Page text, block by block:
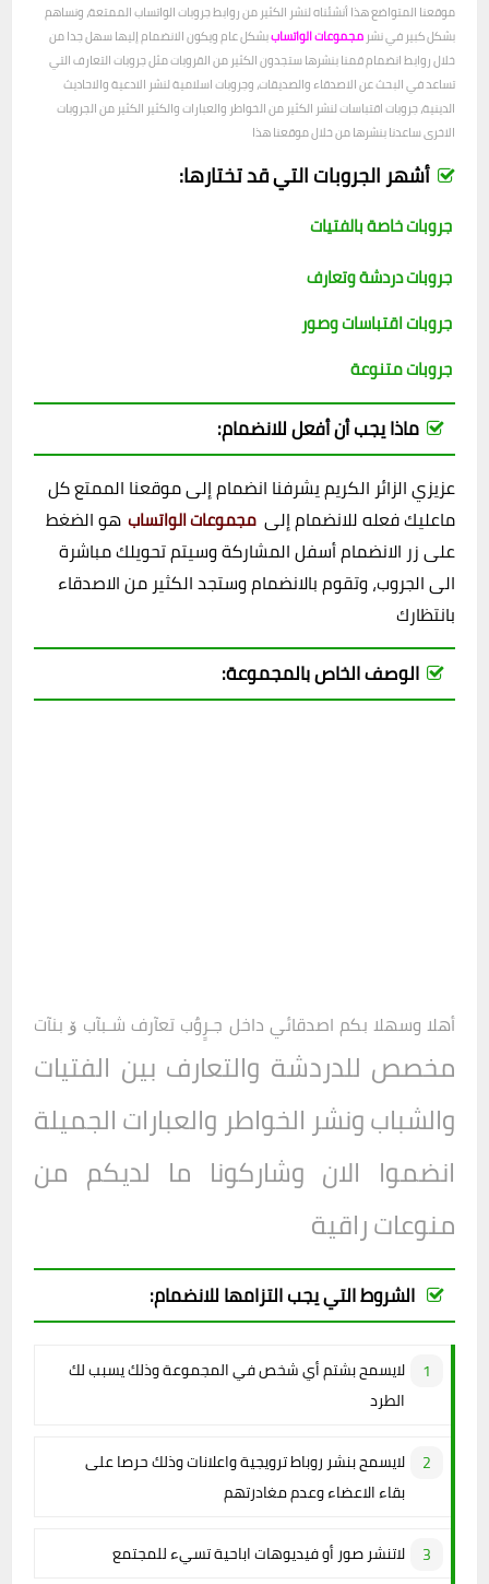
موقعنا المتواضع هذا أنشئناه لنشر الكثير من روابط جروبات الواتساب الممتعة، ونساهم
بشكل كبير في نشر مجموعات الواتساببشكل عام ويكون الانضمام إليها سهل جدا من
خلال روابط انضمام قمنا بنشرها ستجدون الكثير من القروبات مثل جروبات التعارف التي
تساعد في البحث عن الاصدقاء والصديقات، وجروبات اسلامية لنشر الادعية والاحاديث
الدينية، جروبات اقتباسات لنشر الكثير من الخواطر والعبارات والكثير الكثير من الجروبات
الاخرى ساعدنا بنشرها من خلال موقعنا هذا
أشهر الجروبات التي قد تختارها:
جروبات خاصة بالفتيات
جروبات دردشة وتعارف
جروبات اقتباسات وصور
جروبات متنوعة
ماذا يجب أن أفعل للانضمام:
عزيزي الزائر الكريم يشرفنا انضمام إلى موقعنا الممتع كل
ماعليك فعله للانضمام إلى مجموعات الواتساب هو الضغط
على زر الانضمام أسفل المشاركة وسيتم تحويلك مباشرة
الى الجروب، وتقوم بالانضمام وستجد الكثير من الاصدقاء
بانتظارك
الوصف الخاص بالمجموعة:
أهلا وسهلا بكم اصدقائي داخل جـرٍوٌب تعآرف شـبآب ۆ بنآت
مخصص للدردشة والتعارف بين الفتيات
والشباب ونشر الخواطر والعبارات الجميلة
انضموا الان وشاركونا ما لديكم من
منوعات راقية
الشروط التي يجب التزامها للانضمام:
لايسمح بشتم أي شخص في المجموعة وذلك يسبب لك
الطرد
لايسمح بنشر روباط ترويجية واعلانات وذلك حرصا على
بقاء الاعضاء وعدم مغادرتهم
لاتنشر صور أو فيديوهات اباحية تسيء للمجتمع